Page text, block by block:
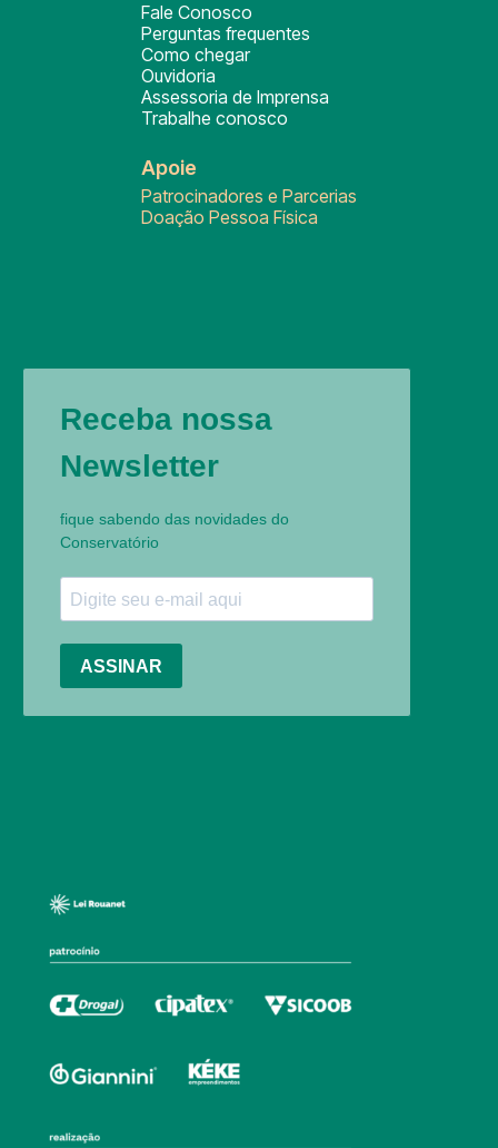
Fale Conosco
Perguntas frequentes
Como chegar
Ouvidoria
Assessoria de Imprensa
Trabalhe conosco
Apoie
Patrocinadores e Parcerias
Doação Pessoa Física